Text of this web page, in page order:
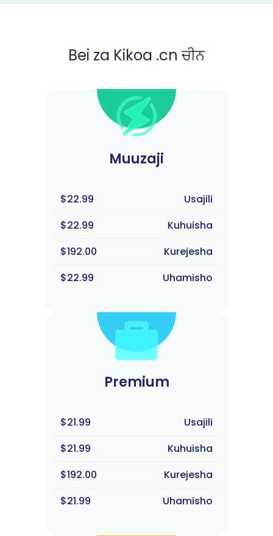
Bei za Kikoa .cn ਚੀਨ
Muuzaji
$22.99
Usajili
$22.99
Kuhuisha
$192.00
Kurejesha
$22.99
Uhamisho
Premium
$21.99
Usajili
$21.99
Kuhuisha
$192.00
Kurejesha
$21.99
Uhamisho